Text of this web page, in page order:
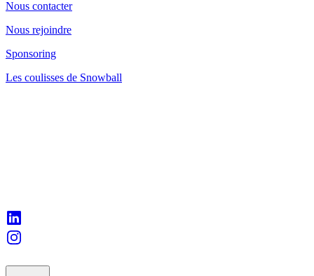
Nous contacter
Nous rejoindre
Sponsoring
Les coulisses de Snowball